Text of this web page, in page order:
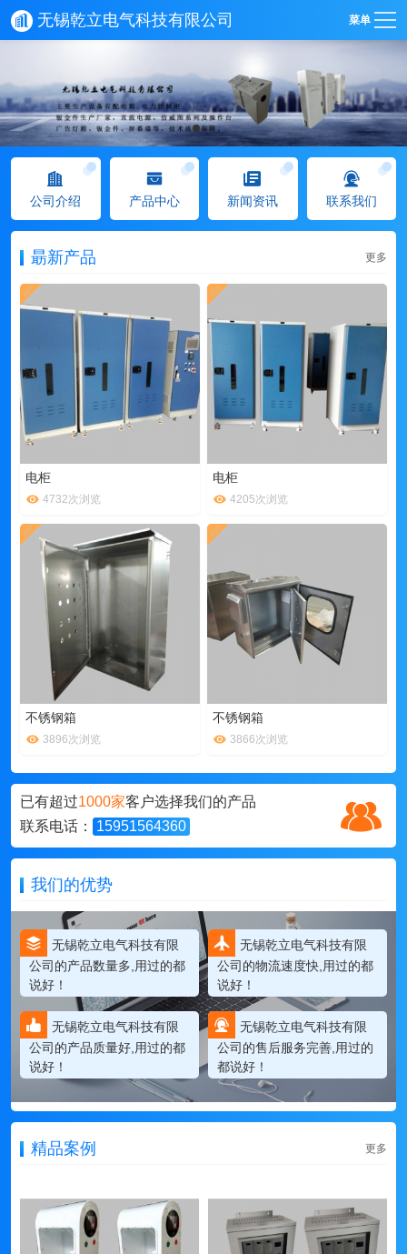
无锡乾立电气科技有限公司 菜单
公司介绍 产品中心 新闻资讯 联系我们
朂新产品 更多
电柜
4732次浏览
电柜
4205次浏览
不锈钢箱
3896次浏览
不锈钢箱
3866次浏览
已有超过1000家客户选择我们的产品
联系电话：
15951564360
我们的优势
无锡乾立电气科技有限
公司的产品数量多,用过的都
说好！
无锡乾立电气科技有限
公司的物流速度快,用过的都
说好！
无锡乾立电气科技有限
公司的产品质量好,用过的都
说好！
无锡乾立电气科技有限
公司的售后服务完善,用过的
都说好！
精品案例 更多